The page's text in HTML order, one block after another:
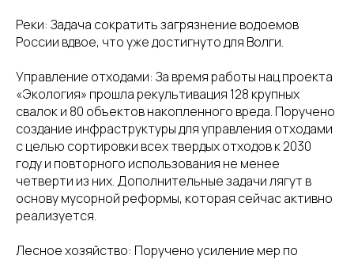
Реки: Задача сократить загрязнение водоемов
России вдвое, что уже достигнуто для Волги.
Управление отходами: За время работы нац.проекта
«Экология» прошла рекультивация 128 крупных
свалок и 80 объектов накопленного вреда. Поручено
создание инфраструктуры для управления отходами
с целью сортировки всех твердых отходов к 2030
году и повторного использования не менее
четверти из них. Дополнительные задачи лягут в
основу мусорной реформы, которая сейчас активно
реализуется.
Лесное хозяйство: Поручено усиление мер по